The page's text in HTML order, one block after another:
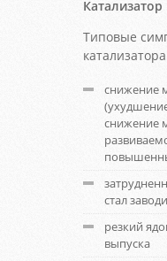
Катализатор
Типовые
снижение
снижение
стал
резкий
выпуска